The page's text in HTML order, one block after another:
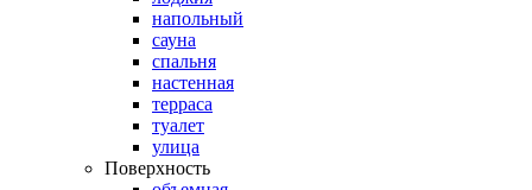
напольный
сауна
спальня
настенная
терраса
туалет
улица
Поверхность